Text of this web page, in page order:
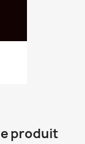
produit